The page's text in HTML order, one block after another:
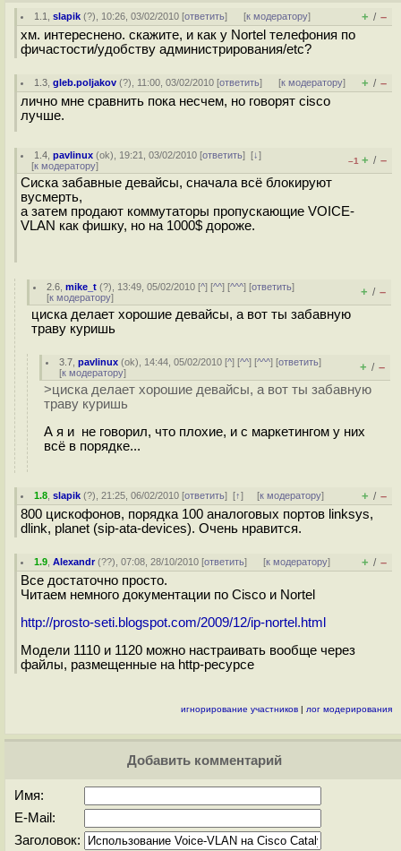
1.1 ,slapik (?), 10:26, 03/02/2010 [ответить] [к модератору] + / –
хм. интереснено. скажите, и как у Nortel телефония по
фичастости/удобству администрирования/etc?
1.3 ,gleb.poljakov (?), 11:00, 03/02/2010 [ответить] [к модератору] + / –
лично мне сравнить пока несчем, но говорят cisco
лучше.
1.4 ,pavlinux (ok), 19:21, 03/02/2010 [ответить][↓]
[к модератору] –1 + / –
Сиска забавные девайсы, сначала всё блокируют
вусмерть,
а затем продают коммутаторы пропускающие VOICE-
VLAN как фишку, но на 1000$ дороже.
2.6 ,mike_t (?), 13:49, 05/02/2010 [^] [^^] [^^^] [ответить]
[к модератору] + / –
циска делает хорошие девайсы, а вот ты забавную
траву куришь
3.7 ,pavlinux (ok), 14:44, 05/02/2010 [^] [^^] [^^^] [ответить]
[к модератору] + / –
>циска делает хорошие девайсы, а вот ты забавную
траву куришь
А я и не говорил, что плохие, и с маркетингом у них
всё в порядке...
1.8 ,slapik (?), 21:25, 06/02/2010 [ответить][↑] [к модератору] + / –
800 цискофонов, порядка 100 аналоговых портов linksys,
dlink, planet (sip-ata-devices). Очень нравится.
1.9 ,Alexandr(??), 07:08, 28/10/2010 [ответить] [к модератору] + / –
Все достаточно просто.
Читаем немного документации по Cisco и Nortel
http://prosto-seti.blogspot.com/2009/12/ip-nortel.html
Модели 1110 и 1120 можно настраивать вообще через
файлы, размещенные на http-ресурсе
игнорирование участников | лог модерирования
Добавить комментарий
Имя:
E-Mail:
Заголовок: